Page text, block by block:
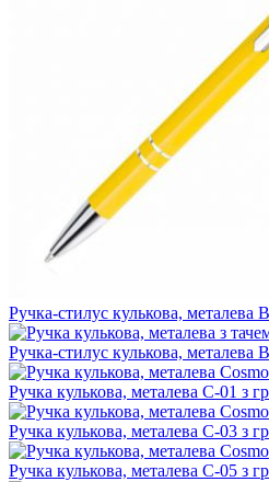
Ручка-стилус кулькова, металева
Ручка-стилус кулькова, металева
Ручка кулькова, металева C-01 з
Ручка кулькова, металева C-03 з
Ручка кулькова, металева C-05 з